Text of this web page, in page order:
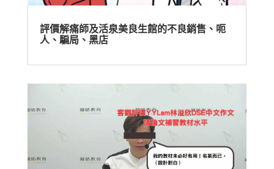
評價解痛師及活泉美良生館的不良銷售、呃
人、騙局、黑店